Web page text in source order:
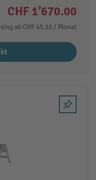
CHF 1’670.00
ab CHF 45.10 / Monat